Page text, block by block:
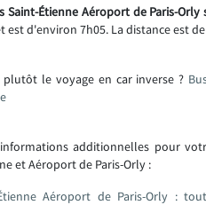
Saint-Étienne Aéroport de Paris-
est d'environ 7h05. La distance est
plutôt le voyage en car inverse ?
additionnelles pour
et Aéroport de Paris-Orly :
Aéroport de Paris-Orly :